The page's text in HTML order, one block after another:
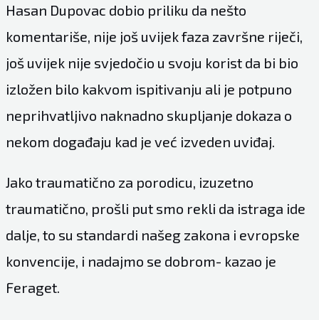
Hasan Dupovac dobio priliku da nešto
komentariše, nije još uvijek faza završne riječi,
još uvijek nije svjedočio u svoju korist da bi bio
izložen bilo kakvom ispitivanju ali je potpuno
neprihvatljivo naknadno skupljanje dokaza o
nekom događaju kad je već izveden uviđaj.
Jako traumatično za porodicu, izuzetno
traumatično, prošli put smo rekli da istraga ide
dalje, to su standardi našeg zakona i evropske
konvencije, i nadajmo se dobrom- kazao je
Feraget.